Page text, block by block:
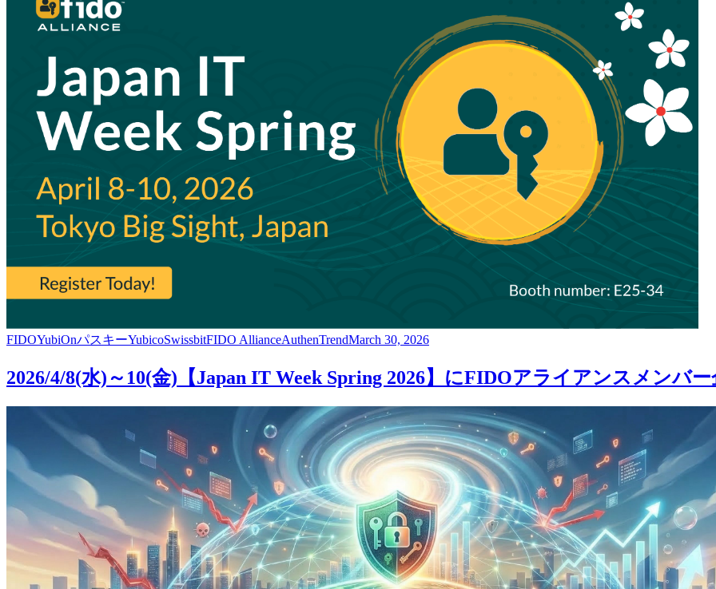
FIDOYubiOnパスキーYubicoSwissbitFIDO AllianceAuthenTrendMarch 30, 2026
2026/4/8(水)～10(金)【Japan IT Week Spring 2026】にFIDOアライアンスメンバ